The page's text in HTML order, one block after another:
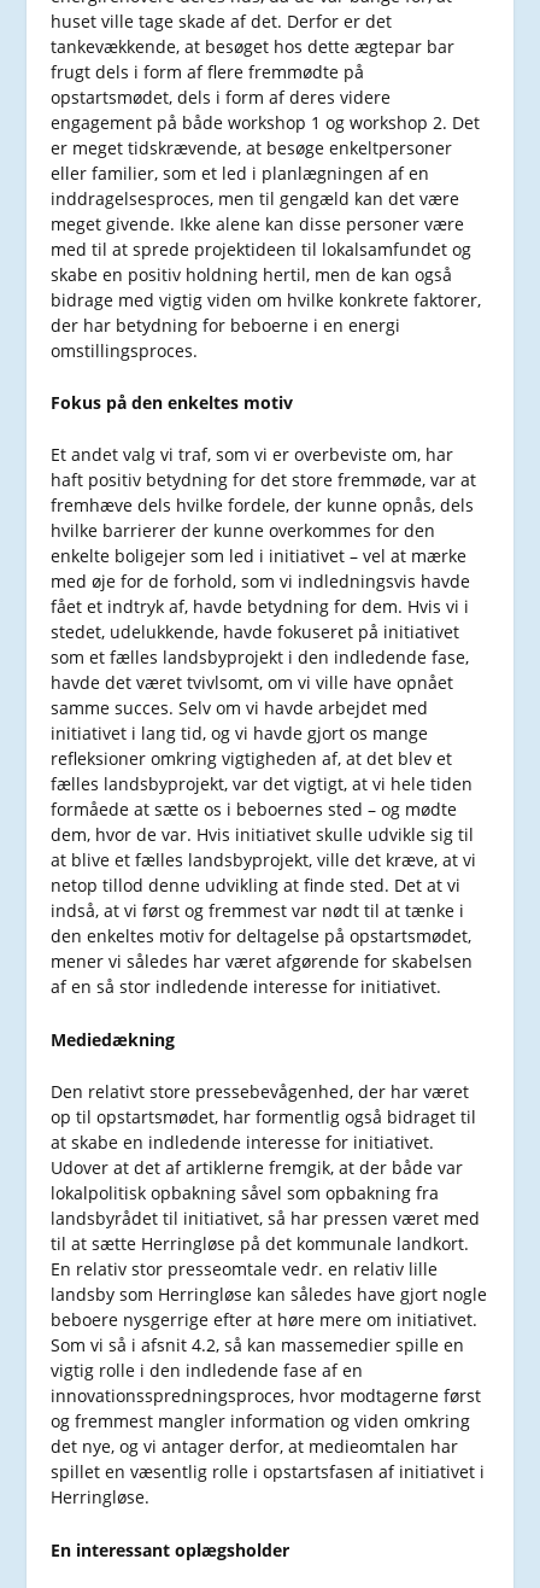
huset ville tage skade af det. Derfor er det
tankevækkende, at besøget hos dette ægtepar bar
frugt dels i form af flere fremmødte på
opstartsmødet, dels i form af deres videre
engagement på både workshop 1 og workshop 2. Det
er meget tidskrævende, at besøge enkeltpersoner
eller familier, som et led i planlægningen af en
inddragelsesproces, men til gengæld kan det være
meget givende. Ikke alene kan disse personer være
med til at sprede projektideen til lokalsamfundet og
skabe en positiv holdning hertil, men de kan også
bidrage med vigtig viden om hvilke konkrete faktorer,
der har betydning for beboerne i en energi
omstillingsproces.
Fokus på den enkeltes motiv
Et andet valg vi traf, som vi er overbeviste om, har
haft positiv betydning for det store fremmøde, var at
fremhæve dels hvilke fordele, der kunne opnås, dels
hvilke barrierer der kunne overkommes for den
enkelte boligejer som led i initiativet – vel at mærke
med øje for de forhold, som vi indledningsvis havde
fået et indtryk af, havde betydning for dem. Hvis vi i
stedet, udelukkende, havde fokuseret på initiativet
som et fælles landsbyprojekt i den indledende fase,
havde det været tvivlsomt, om vi ville have opnået
samme succes. Selv om vi havde arbejdet med
initiativet i lang tid, og vi havde gjort os mange
refleksioner omkring vigtigheden af, at det blev et
fælles landsbyprojekt, var det vigtigt, at vi hele tiden
formåede at sætte os i beboernes sted – og mødte
dem, hvor de var. Hvis initiativet skulle udvikle sig til
at blive et fælles landsbyprojekt, ville det kræve, at vi
netop tillod denne udvikling at finde sted. Det at vi
indså, at vi først og fremmest var nødt til at tænke i
den enkeltes motiv for deltagelse på opstartsmødet,
mener vi således har været afgørende for skabelsen
af en så stor indledende interesse for initiativet.
Mediedækning
Den relativt store pressebevågenhed, der har været
op til opstartsmødet, har formentlig også bidraget til
at skabe en indledende interesse for initiativet.
Udover at det af artiklerne fremgik, at der både var
lokalpolitisk opbakning såvel som opbakning fra
landsbyrådet til initiativet, så har pressen været med
til at sætte Herringløse på det kommunale landkort.
En relativ stor presseomtale vedr. en relativ lille
landsby som Herringløse kan således have gjort nogle
beboere nysgerrige efter at høre mere om initiativet.
Som vi så i afsnit 4.2, så kan massemedier spille en
vigtig rolle i den indledende fase af en
innovationsspredningsproces, hvor modtagerne først
og fremmest mangler information og viden omkring
det nye, og vi antager derfor, at medieomtalen har
spillet en væsentlig rolle i opstartsfasen af initiativet i
Herringløse.
En interessant oplægsholder